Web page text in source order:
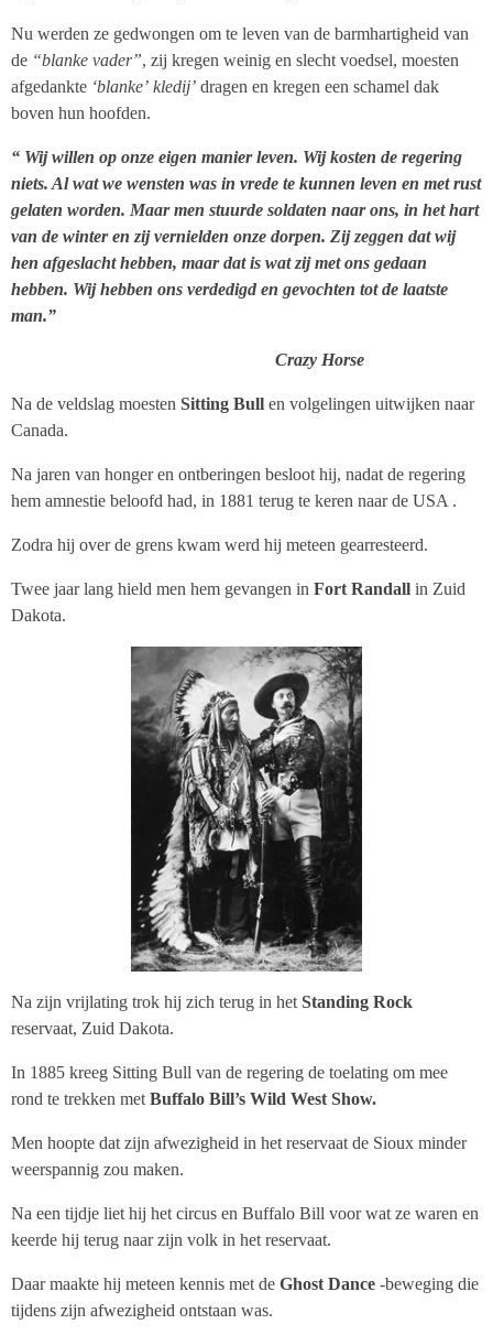
Nu werden ze gedwongen om te leven van de barmhartigheid van
de “blanke vader”, zij kregen weinig en slecht voedsel, moesten
afgedankte ‘blanke’ kledij’ dragen en kregen een schamel dak
boven hun hoofden.
“ Wij willen op onze eigen manier leven. Wij kosten de regering
niets. Al wat we wensten was in vrede te kunnen leven en met rust
gelaten worden. Maar men stuurde soldaten naar ons, in het hart
van de winter en zij vernielden onze dorpen. Zij zeggen dat wij
hen afgeslacht hebben, maar dat is wat zij met ons gedaan
hebben. Wij hebben ons verdedigd en gevochten tot de laatste
man.”
Crazy Horse
Na de veldslag moesten Sitting Bull en volgelingen uitwijken naar
Canada.
Na jaren van honger en ontberingen besloot hij, nadat de regering
hem amnestie beloofd had, in 1881 terug te keren naar de USA .
Zodra hij over de grens kwam werd hij meteen gearresteerd.
Twee jaar lang hield men hem gevangen in Fort Randall in Zuid
Dakota.
Na zijn vrijlating trok hij zich terug in het Standing Rock
reservaat, Zuid Dakota.
In 1885 kreeg Sitting Bull van de regering de toelating om mee
rond te trekken met Buffalo Bill’s Wild West Show.
Men hoopte dat zijn afwezigheid in het reservaat de Sioux minder
weerspannig zou maken.
Na een tijdje liet hij het circus en Buffalo Bill voor wat ze waren en
keerde hij terug naar zijn volk in het reservaat.
Daar maakte hij meteen kennis met de Ghost Dance -beweging die
tijdens zijn afwezigheid ontstaan was.